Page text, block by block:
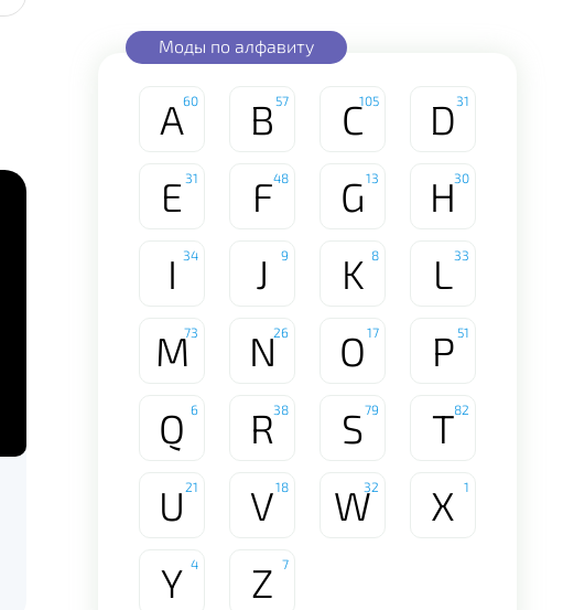
Моды по алфавиту
A60 B 57 C105 D 31
E 31 F48 G 13 H30
I 34 J 9 K 8 L 33
M73 N26 O 17 P 51
Q 6 R38 S79 T82
U 21 V18 W32 X 1
Y 4 Z 7